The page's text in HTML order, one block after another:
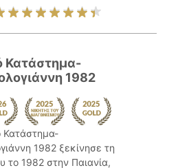
Κατάστημα-
1982
Κατάστημα-
1982 ξεκίνησε τη
το 1982 στην Παιανία,